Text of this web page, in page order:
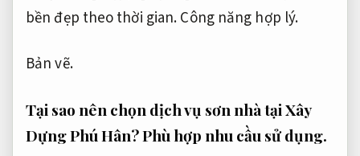
bền đẹp theo thời gian.Công năng hợp lý.
Bản vẽ.
Tại sao nên chọn dịch vụ sơn nhà tại Xây
Dựng Phú Hân?Phù hợp nhu cầu sử dụng.